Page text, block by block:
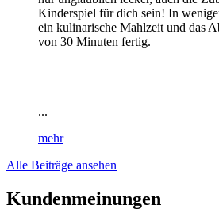
Kinderspiel für dich sein! In
ein kulinarische Mahlzeit und das
von 30 Minuten fertig.
...
mehr
Alle Beiträge ansehen
Kundenmeinungen